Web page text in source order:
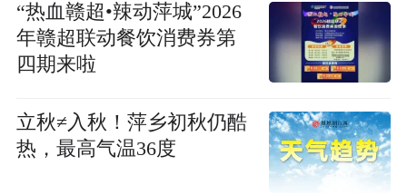
“热血赣超•辣动萍城”2026
年赣超联动餐饮消费券第
四期来啦
立秋≠入秋！萍乡初秋仍酷
热，最高气温36度